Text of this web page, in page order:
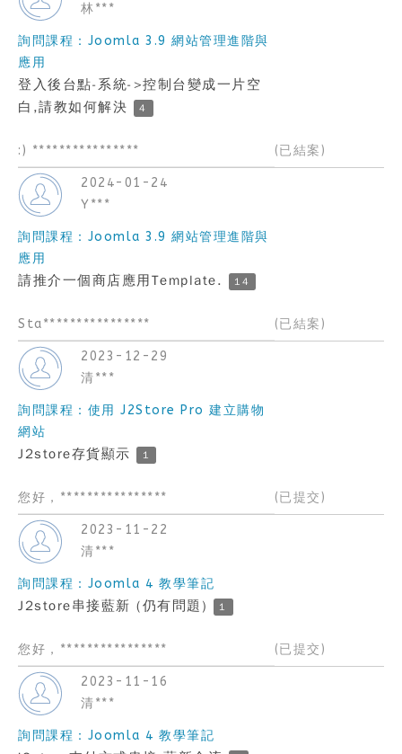
林***
詢問課程：Joomla 3.9 網站管理進階與
應用
登入後台點-系統->控制台變成一片空
白,請教如何解決
4
:) **************** (已結案)
2024-01-24
Y***
詢問課程：Joomla 3.9 網站管理進階與
應用
請推介一個商店應用Template. 14
Sta**************** (已結案)
2023-12-29
清***
詢問課程：使用 J2Store Pro 建立購物
網站
J2store存貨顯示 1
您好，**************** (已提交)
2023-11-22
清***
詢問課程：Joomla 4 教學筆記
J2store串接藍新 (仍有問題) 1
您好，**************** (已提交)
2023-11-16
清***
詢問課程：Joomla 4 教學筆記